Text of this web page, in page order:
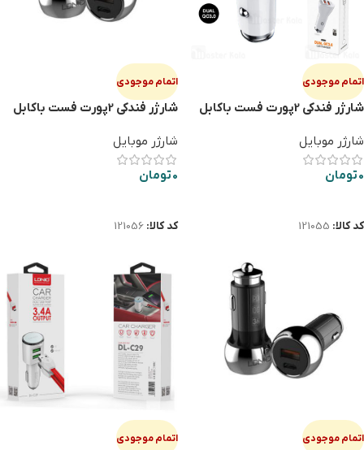
اتمام موجودی
شارژر فندکی 2پورت فست باکابل
شارژر موبایل
0تومان
کد کالا: 121055
اتمام موجودی
شارژر فندکی 2پورت فست باکابل
شارژر موبایل
0تومان
کد کالا: 121056
اتمام موجودی اتمام موجودی